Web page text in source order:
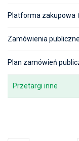
Platforma zakupowa
Zamówienia publiczne
Plan zamówień
Przetargi inne